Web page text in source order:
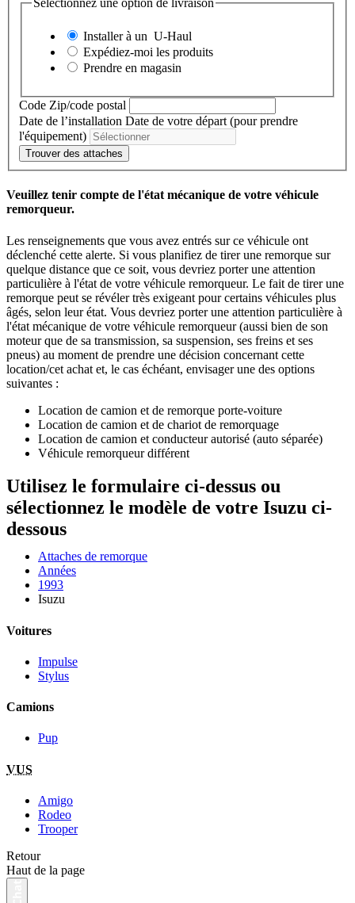
Sélectionnez une option de livraison
Installer à un U-Haul
Expédiez-moi les produits
Prendre en magasin
Code Zip/code postal
Date de l’installation Date de votre départ (pour prendre
l'équipement)
Trouver des attaches
Veuillez tenir compte de l'état mécanique de votre véhicule
remorqueur.
Les renseignements que vous avez entrés sur ce véhicule ont
déclenché cette alerte. Si vous planifiez de tirer une remorque sur
quelque distance que ce soit, vous devriez porter une attention
particulière à l'état de votre véhicule remorqueur. Le fait de tirer une
remorque peut se révéler très exigeant pour certains véhicules plus
âgés, selon leur état. Vous devriez porter une attention particulière à
l'état mécanique de votre véhicule remorqueur (aussi bien de son
moteur que de sa transmission, sa suspension, ses freins et ses
pneus) au moment de prendre une décision concernant cette
location/cet achat et, le cas échéant, envisager une des options
suivantes :
Location de camion et de remorque porte-voiture
Location de camion et de chariot de remorquage
Location de camion et conducteur autorisé (auto séparée)
Véhicule remorqueur différent
Utilisez le formulaire ci-dessus ou
sélectionnez le modèle de votre Isuzu ci-
dessous
Attaches de remorque
Années
1993
Isuzu
Voitures
Impulse
Stylus
Camions
Pup
VUS
Amigo
Rodeo
Trooper
Retour
Haut de la page